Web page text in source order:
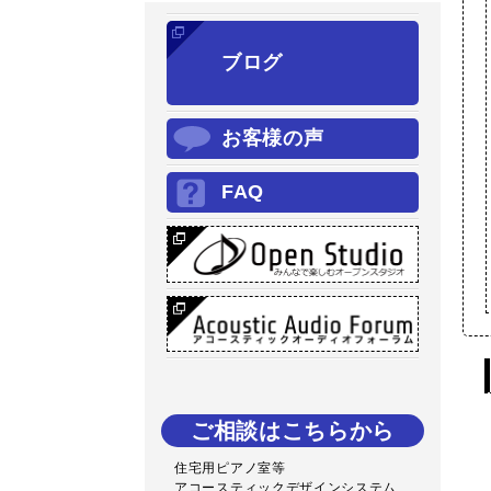
ブログ
お客様の声
FAQ
ご相談はこちらから
住宅用ピアノ室等
アコースティックデザインシステム